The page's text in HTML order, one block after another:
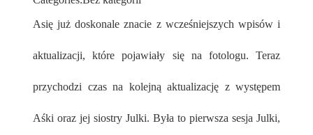
Asię już doskonale znacie z wcześniejszych wpisów i
aktualizacji, które pojawiały się na fotologu. Teraz
przychodzi czas na kolejną aktualizację z występem
Aśki oraz jej siostry Julki. Była to pierwsza sesja Julki,